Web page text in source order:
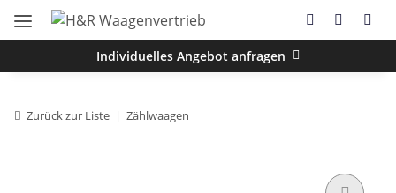
Individuelles Angebot anfragen
Zurück zur Liste Zählwaagen